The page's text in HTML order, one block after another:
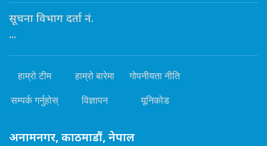
सूचना विभाग दर्ता नं.
...
हाम्रो टीम हाम्रो बारेमा गोपनीयता नीति
सम्पर्क गर्नुहोस् विज्ञापन यूनिकोड
अनामनगर, काठमाडौं, नेपाल